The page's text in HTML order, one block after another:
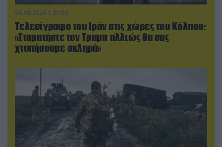
06.08.2026 | 21:02
Τελεσίγραφο του Ιράν στις χώρες του Κόλπου:
«Σταματήστε τον Τραμπ αλλιώς θα σας
χτυπήσουμε σκληρά»